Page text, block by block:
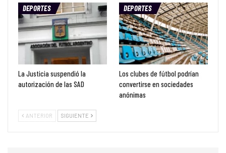
DEPORTES
La Justicia suspendió la
autorización de las SAD
DEPORTES
Los clubes de fútbol podrían
convertirse en sociedades
anónimas
ANTERIOR SIGUIENTE